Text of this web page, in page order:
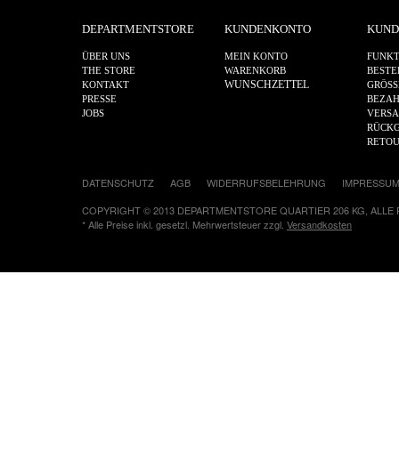
DEPARTMENTSTORE
ÜBER UNS
THE STORE
KONTAKT
PRESSE
JOBS
KUNDENKONTO
MEIN KONTO
WARENKORB
WUNSCHZETTEL
DATENSCHUTZ AGB WIDERRUFSBELEHRUNG
IMPRESSUM
COPYRIGHT © 2013 DEPARTMENTSTORE QUARTIER 206 KG, ALLE
* Alle Preise inkl. gesetzl. Mehrwertsteuer zzgl. Versandkosten